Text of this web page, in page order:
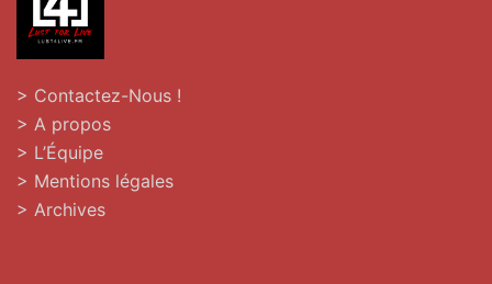
> Contactez-Nous !
> A propos
> L’Équipe
> Mentions légales
> Archives